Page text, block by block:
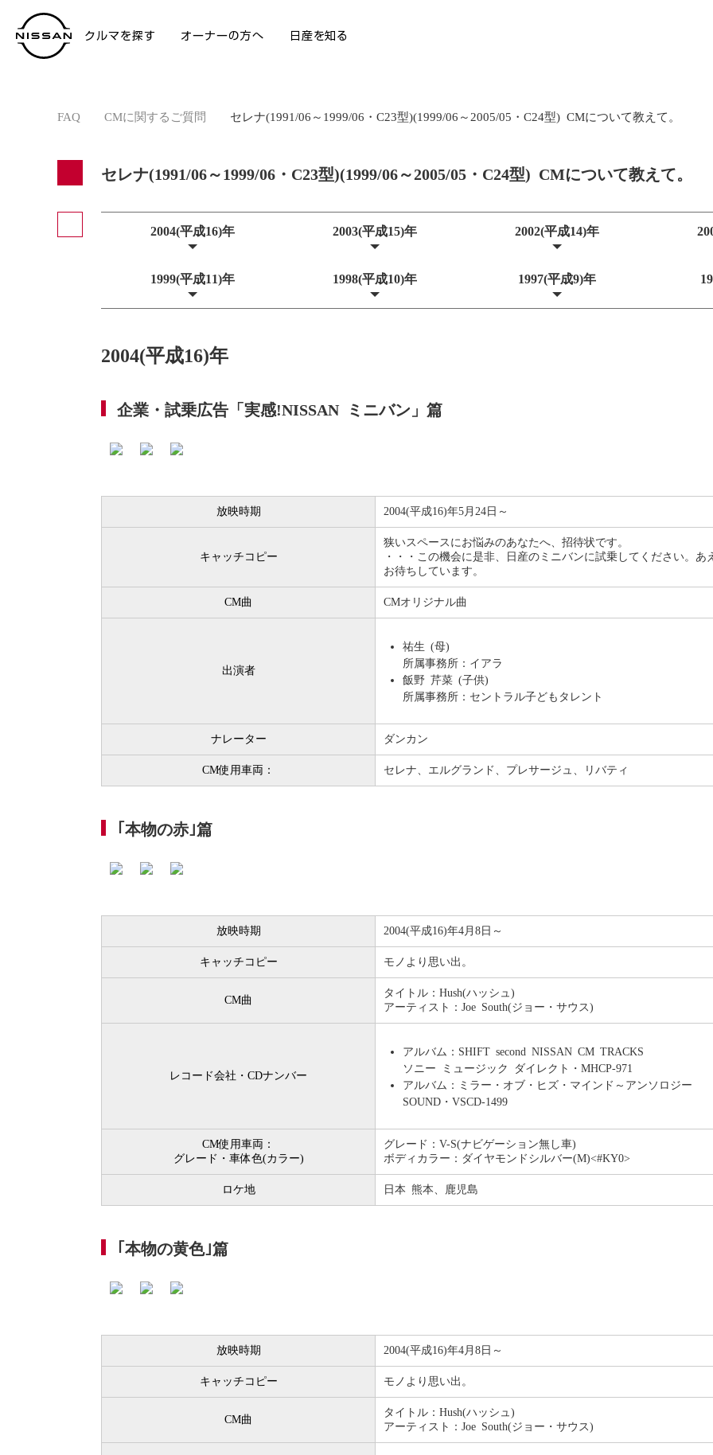
クルマを探す オーナーの方へ 日産を知る
FAQ CMに関するご質問 セレナ(1991/06～1999/06・C23型)(1999/06～2005/05・C24型) CMについて教えて。
セレナ(1991/06～1999/06・C23型)(1999/06～2005/05・C24型) CMについて教えて。
2004(平成16)年 2003(平成15)年 2002(平成14)年
1999(平成11)年 1998(平成10)年 1997(平成9)年
2004(平成16)年
企業・試乗広告「実感!NISSAN ミニバン」篇
放映時期 2004(平成16)年5月24日～
キャッチコピー
狭いスペースにお悩みのあなたへ、招待状です。
・・・この機会に是非、日産のミニバンに試乗してください。
お待ちしています。
CM曲 CMオリジナル曲
出演者
祐生 (母)
所属事務所：イアラ
飯野 芹菜 (子供)
所属事務所：セントラル子どもタレント
ナレーター ダンカン
CM使用車両： セレナ、エルグランド、プレサージュ、リバティ
｢本物の赤｣篇
放映時期 2004(平成16)年4月8日～
キャッチコピー モノより思い出。
CM曲
タイトル：Hush(ハッシュ)
アーティスト：Joe South(ジョー・サウス)
レコード会社・CDナンバー
アルバム：SHIFT second NISSAN CM TRACKS
ソニー ミュージック ダイレクト・MHCP-971
アルバム：ミラー・オブ・ヒズ・マインド～アンソロジー
SOUND・VSCD-1499
CM使用車両：
グレード・車体色(カラー)
グレード：V-S(ナビゲーション無し車)
ボディカラー：ダイヤモンドシルバー(M)<#KY0>
ロケ地 日本 熊本、鹿児島
｢本物の黄色｣篇
放映時期 2004(平成16)年4月8日～
キャッチコピー モノより思い出。
CM曲
タイトル：Hush(ハッシュ)
アーティスト：Joe South(ジョー・サウス)